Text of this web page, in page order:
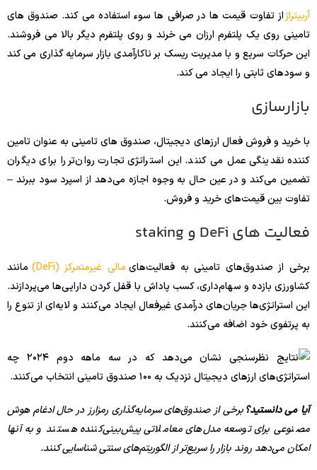
آربیتراژاز تفاوت قیمت ها در صرافی ها سوء استفاده می کند. صندوق های
تامینی روی یک پلتفرم ارزان می خرند و روی پلتفرم دیگر بالا می فروشند.
این حرکات سریع و با مدیریت ریسک بر ناکارآمدی بازار سرمایه گذاری می کند
و سودهای ثابتی را ایجاد می کند.
بازارسازی
با خرید و فروش فعال ارزهای دیجیتال، صندوق های تامینی به عنوان تامین
کننده نقدینگی عمل می کنند. این استراتژی تجارت روان‌تر را برای دیگران
تضمین می‌کند و در عین حال به وجوه اجازه می‌دهد از اسپرد سود ببرند –
تفاوت بین قیمت‌های خرید و فروش.
فعالیت های DeFi و staking
برخی از صندوق‌های تامینی به فعالیت‌های مالی غیرمتمرکز (DeFi)
مانند
کشاورزی بازده و سهام‌داری، کسب پاداش با قفل کردن دارایی‌ها می‌پردازند.
این استراتژی‌ها جریان‌های درآمدی غیرفعال ایجاد می‌کنند و لایه‌ای از تنوع را
به پرتفوی خود اضافه می‌کنند.
آیا می دانستید؟برخی از صندوق‌های سرمایه‌گذاری رمزارز در حال ادغام هوش
مصنوعی برای توسعه مدل‌های معاملاتی پیش‌بینی‌کننده هستند و به آنها
امکان می‌دهد روند بازار را سریع‌تر از الگوریتم‌های سنتی شناسایی کنند.